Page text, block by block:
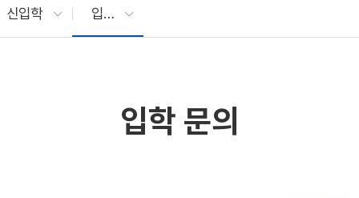
신입학 입학 문의
입학 문의